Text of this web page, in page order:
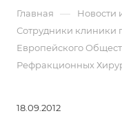
Главная — Новости
Сотрудники клиники
Европейского
Рефракционных
18.09.2012